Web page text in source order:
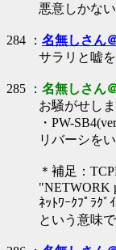
悪意しかな
284 ： 名無しさん
サラリと嘘を
285 ： 名無しさん
お騒がせし
・PW-
リバーシを
＊補足：
"NETWORK
ﾈｯﾄﾜｰｸﾌﾟﾗｸ
という意味